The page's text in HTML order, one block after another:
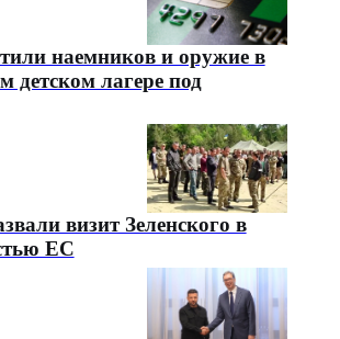
наемников и оружие в
детском лагере под
визит Зеленского в
ЕС